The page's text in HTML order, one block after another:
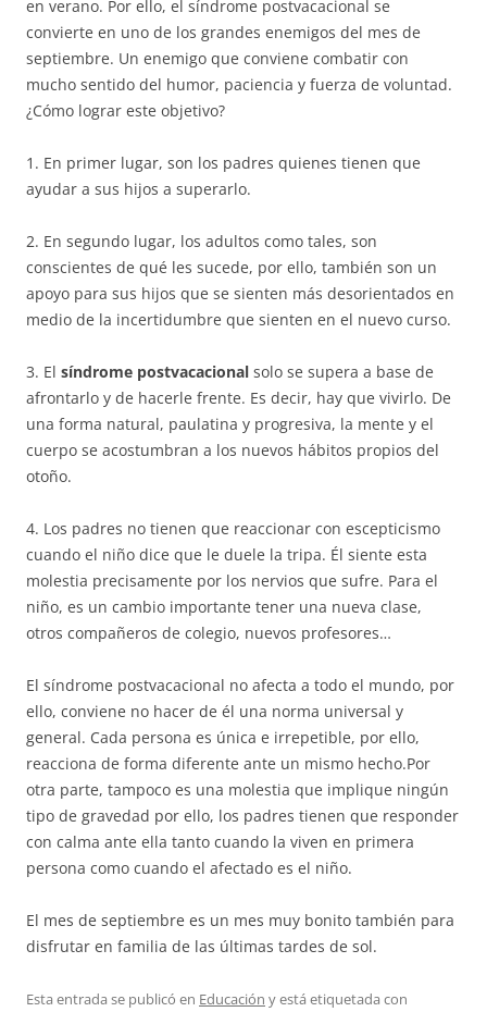
en verano. Por ello, el síndrome postvacacional se
convierte en uno de los grandes enemigos del mes de
septiembre. Un enemigo que conviene combatir con
mucho sentido del humor, paciencia y fuerza de voluntad.
¿Cómo lograr este objetivo?
1. En primer lugar, son los padres quienes tienen que
ayudar a sus hijos a superarlo.
2. En segundo lugar, los adultos como tales, son
conscientes de qué les sucede, por ello, también son un
apoyo para sus hijos que se sienten más desorientados en
medio de la incertidumbre que sienten en el nuevo curso.
3. El síndrome postvacacional solo se supera a base de
afrontarlo y de hacerle frente. Es decir, hay que vivirlo. De
una forma natural, paulatina y progresiva, la mente y el
cuerpo se acostumbran a los nuevos hábitos propios del
otoño.
4. Los padres no tienen que reaccionar con escepticismo
cuando el niño dice que le duele la tripa. Él siente esta
molestia precisamente por los nervios que sufre. Para el
niño, es un cambio importante tener una nueva clase,
otros compañeros de colegio, nuevos profesores…
El síndrome postvacacional no afecta a todo el mundo, por
ello, conviene no hacer de él una norma universal y
general. Cada persona es única e irrepetible, por ello,
reacciona de forma diferente ante un mismo hecho.Por
otra parte, tampoco es una molestia que implique ningún
tipo de gravedad por ello, los padres tienen que responder
con calma ante ella tanto cuando la viven en primera
persona como cuando el afectado es el niño.
El mes de septiembre es un mes muy bonito también para
disfrutar en familia de las últimas tardes de sol.
Esta entrada se publicó en Educación y está etiquetada con